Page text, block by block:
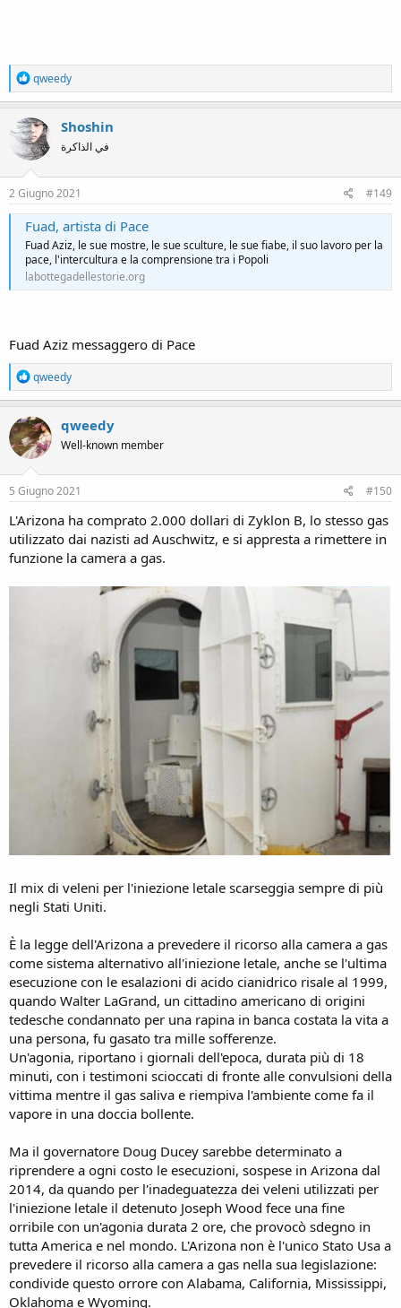
R
e
a
c
t
i
o
n
s
qweedy
Shoshin
في الذاكرة
2 Giugno 2021 #149
Fuad, artista di Pace
Fuad Aziz, le sue mostre, le sue sculture, le sue fiabe, il suo lavoro per la
pace, l'intercultura e la comprensione tra i Popoli
labottegadellestorie.org
Fuad Aziz messaggero di Pace
R
e
a
c
t
i
o
n
s
qweedy
qweedy
Well-known member
5 Giugno 2021 #150
L'Arizona ha comprato 2.000 dollari di Zyklon B, lo stesso gas
utilizzato dai nazisti ad Auschwitz, e si appresta a rimettere in
funzione la camera a gas.
Il mix di veleni per l'iniezione letale scarseggia sempre di più
negli Stati Uniti.
È la legge dell'Arizona a prevedere il ricorso alla camera a gas
come sistema alternativo all'iniezione letale, anche se l'ultima
esecuzione con le esalazioni di acido cianidrico risale al 1999,
quando Walter LaGrand, un cittadino americano di origini
tedesche condannato per una rapina in banca costata la vita a
una persona, fu gasato tra mille sofferenze.
Un'agonia, riportano i giornali dell'epoca, durata più di 18
minuti, con i testimoni scioccati di fronte alle convulsioni della
vittima mentre il gas saliva e riempiva l'ambiente come fa il
vapore in una doccia bollente.
Ma il governatore Doug Ducey sarebbe determinato a
riprendere a ogni costo le esecuzioni, sospese in Arizona dal
2014, da quando per l'inadeguatezza dei veleni utilizzati per
l'iniezione letale il detenuto Joseph Wood fece una fine
orribile con un'agonia durata 2 ore, che provocò sdegno in
tutta America e nel mondo. L'Arizona non è l'unico Stato Usa a
prevedere il ricorso alla camera a gas nella sua legislazione:
condivide questo orrore con Alabama, California, Mississippi,
Oklahoma e Wyoming.